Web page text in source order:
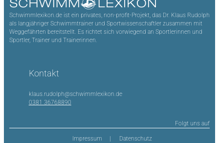
Schwimmlexikon.de ist ein privates, non-profit-Projekt, das Dr. Klaus Rudolph
als langjähriger Schwimmtrainer und Sportwissenschaftler zusammen mit
Weggefährten bereitstellt. Es richtet sich vorwiegend an Sportlerinnen und
Sportler, Trainer und Trainerinnen.
Kontakt
klaus.rudolph@schwimmlexikon.de
0381 36768890
Folgt uns auf
Impressum Datenschutz